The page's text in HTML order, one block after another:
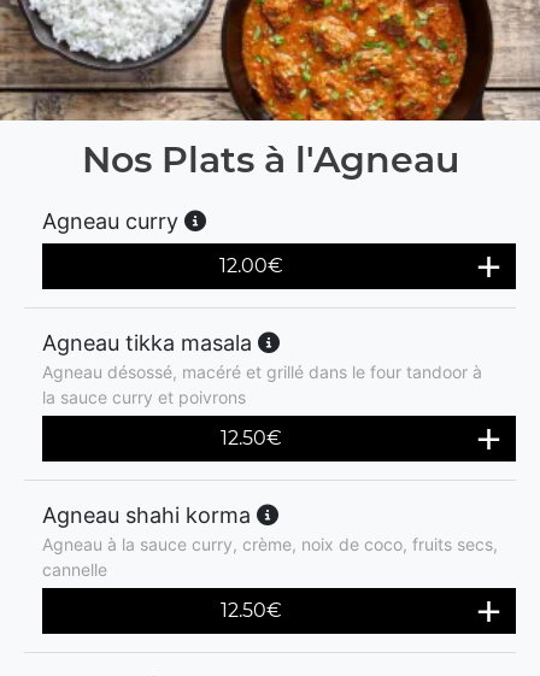
Nos Plats à l'Agneau
Agneau curry
12.00€
Agneau tikka masala
Agneau désossé, macéré et grillé dans le four tandoor à
la sauce curry et poivrons
12.50€
Agneau shahi korma
Agneau à la sauce curry, crème, noix de coco, fruits secs,
cannelle
12.50€